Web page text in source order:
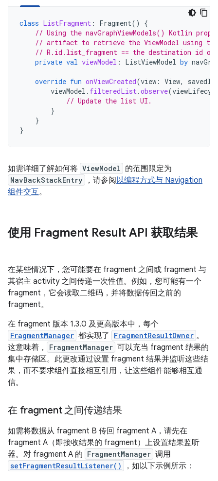
class ListFragment : Fragment()
{
// Using the navGraphViewModels() Kotlin
// artifact to retrieve the ViewModel using the
// R.id.list_fragment == the destination id of
private val viewModel : ListViewModel by
override fun onViewCreated(view : View,
viewModel . filteredList.observe(
// Update the list UI.
}
}
}
如需详细了解如何将 ViewModel 的范围限定为
NavBackStackEntry ，请参阅以编程方式与 Navigation
组件交互。
使用 Fragment Result API 获取结果
在某些情况下，您可能要在 fragment 之间或 fragment 与
其宿主 activity 之间传递一次性值。例如，您可能有一个
fragment，它会读取二维码，并将数据传回之前的
fragment。
在 fragment 版本 1.3.0 及更高版本中，每个
FragmentManager 都实现了 FragmentResultOwner 。
这意味着，
FragmentManager 可以充当 fragment 结果的
集中存储区。此更改通过设置 fragment 结果并监听这些结
果，而不要求组件直接相互引用，让这些组件能够相互通
信。
在 fragment 之间传递结果
如需将数据从 fragment B 传回 fragment A，请先在
fragment A（即接收结果的 fragment）上设置结果监听
器。对 fragment A 的 FragmentManager 调用
setFragmentResultListener() ，如以下示例所示：